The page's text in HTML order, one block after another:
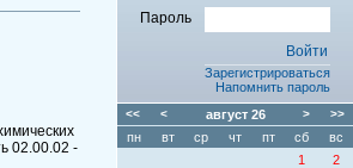
02.00.02 -
Пароль
Зарегистрироваться
Напомнить пароль
<< < август26 > >>
пн вт ср чт пт сб
вс
1
2